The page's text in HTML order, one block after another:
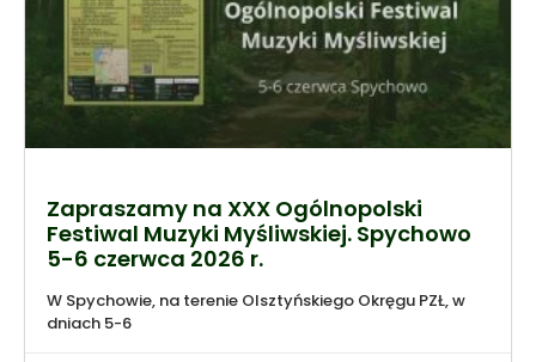
Zapraszamy na XXX Ogólnopolski
Festiwal Muzyki Myśliwskiej. Spychowo
5-6 czerwca 2026 r.
W Spychowie, na terenie Olsztyńskiego Okręgu PZŁ, w
dniach 5-6